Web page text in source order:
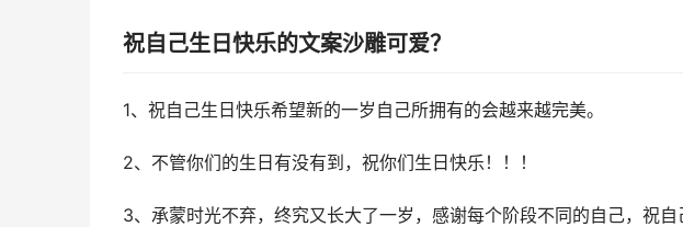
祝自己生日快乐的文案沙雕可爱？
1、祝自己生日快乐希望新的一岁自己所拥有的会越来越完美。
2、不管你们的生日有没有到，祝你们生日快乐！！！
3、承蒙时光不弃，终究又长大了一岁，感谢每个阶段不同的自己，祝